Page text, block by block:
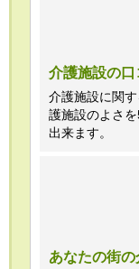
介護施設の口
介護施設に関
護施設のよさ
出来ます。
あなたの街